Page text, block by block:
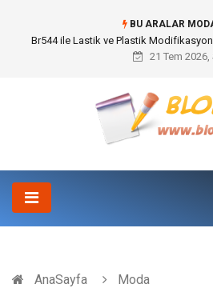
BU ARALAR
Br544 ile Lastik ve Plastik
21 Tem 2026,
AnaSayfa
Moda